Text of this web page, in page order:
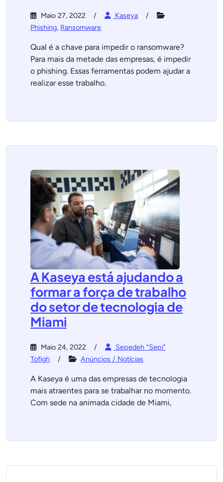
Maio 27, 2022
Kaseya
Phishing, Ransomware
Qual é a chave para impedir o ransomware?
Para mais da metade das empresas, é impedir
o phishing. Essas ferramentas podem ajudar a
realizar esse trabalho.
A Kaseya está ajudando a
formar a força de trabalho
do setor de tecnologia de
Miami
Maio 24, 2022
Sepedeh "Sepi"
Tofigh
Anúncios / Notícias
A Kaseya é uma das empresas de tecnologia
mais atraentes para se trabalhar no momento.
Com sede na animada cidade de Miami,